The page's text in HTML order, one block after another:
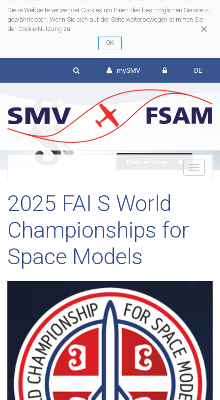
×
Diese Webseite verwendet Cookies um Ihnen den bestmöglichen Service zu
gewährleisten. Wenn Sie sich auf der Seite weiterbewegen stimmen Sie
der Cookie-Nutzung zu
mySMV DE
2025 FAI S World
Championships for
Space Models